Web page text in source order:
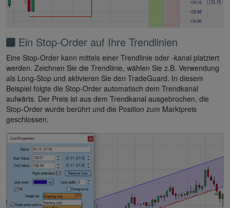
Ein Stop-Order auf Ihre Trendlinien
Eine Stop-Order kann mittels einer Trendlinie oder -kanal platziert
werden. Zeichnen Sie die Trendlinie, wählen Sie z.B. Verwendung
als Long-Stop und aktivieren Sie den TradeGuard. In diesem
Beispiel folgte die Stop-Order automatisch dem Trendkanal
aufwärts. Der Preis ist aus dem Trendkanal ausgebrochen, die
Stop-Order wurde berührt und die Position zum Marktpreis
geschlossen.